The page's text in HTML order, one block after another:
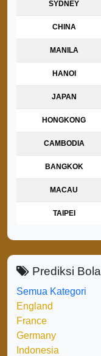
SYDNEY
CHINA
MANILA
HANOI
JAPAN
HONGKONG
CAMBODIA
BANGKOK
MACAU
TAIPEI
Prediksi Bola
Semua Kategori
England
France
Germany
Indonesia